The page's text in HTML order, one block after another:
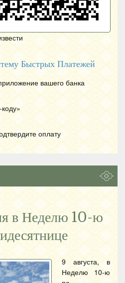
Быстрых Платежей
вашего банка
-коду»
оплату
в Неделю 10-ю
9 августа, в
Неделю 10-ю